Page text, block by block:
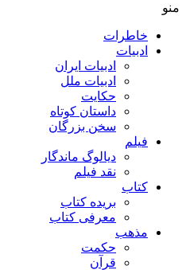
منو
خاطرات
ادبیات
ادبیات ایران
ادبیات ملل
حکایت
داستان کوتاه
سخن بزرگان
فیلم
دیالوگ ماندگار
نقد فیلم
کتاب
بریده کتاب
معرفی کتاب
مذهب
حکمت
قرآن